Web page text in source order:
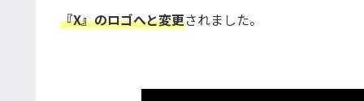
『X』のロゴへと変更されました。